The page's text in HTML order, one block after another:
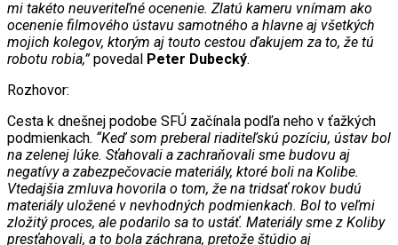
mi takéto neuveriteľné ocenenie. Zlatú kameru vnímam ako
ocenenie filmového ústavu samotného a hlavne aj všetkých
mojich kolegov, ktorým aj touto cestou ďakujem za to, že tú
robotu robia,”povedal Peter Dubecký.
Rozhovor:
Cesta k dnešnej podobe SFÚ začínala podľa neho v ťažkých
podmienkach. “Keď som preberal riaditeľskú pozíciu, ústav bol
na zelenej lúke. Sťahovali a zachraňovali sme budovu aj
negatívy a zabezpečovacie materiály, ktoré boli na Kolibe.
Vtedajšia zmluva hovorila o tom, že na tridsať rokov budú
materiály uložené v nevhodných podmienkach. Bol to veľmi
zložitý proces, ale podarilo sa to ustáť. Materiály sme z Koliby
presťahovali, a to bola záchrana, pretože štúdio aj